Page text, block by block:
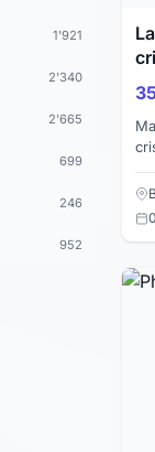
1'921
2'340
2'665
699
246
952